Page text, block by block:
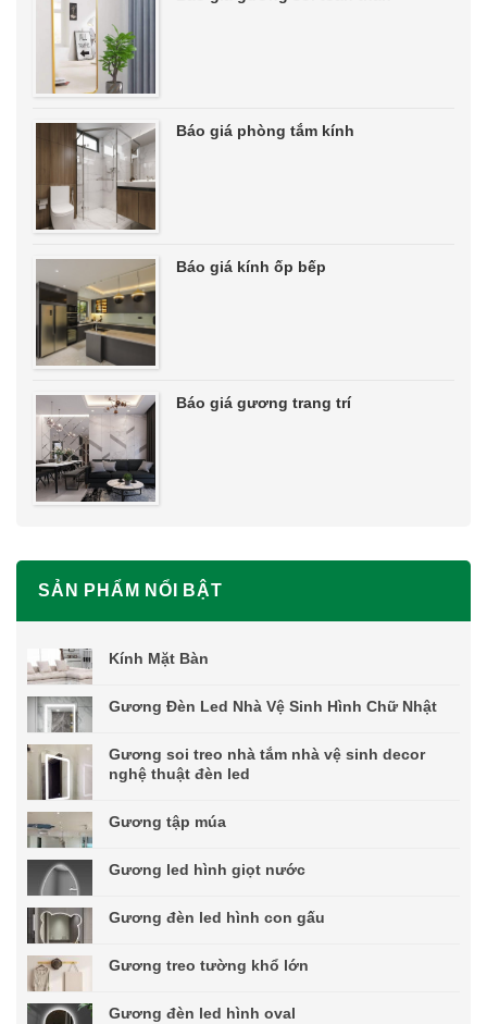
Báo giá phòng tắm kính
Báo giá kính ốp bếp
Báo giá gương trang trí
SẢN PHẨM NỔI BẬT
Kính Mặt Bàn
Gương Đèn Led Nhà Vệ Sinh Hình Chữ Nhật
Gương soi treo nhà tắm nhà vệ sinh decor
nghệ thuật đèn led
Gương tập múa
Gương led hình giọt nước
Gương đèn led hình con gấu
Gương treo tường khổ lớn
Gương đèn led hình oval